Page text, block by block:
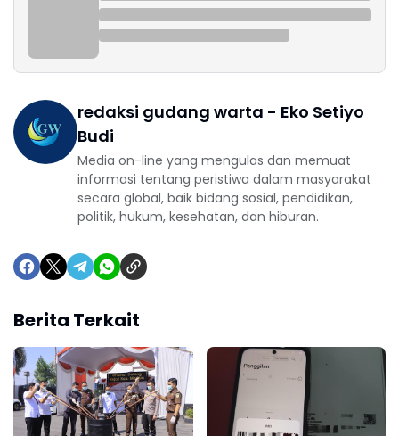
redaksi gudang warta - Eko Setiyo
Budi
Media on-line yang mengulas dan memuat
informasi tentang peristiwa dalam masyarakat
secara global, baik bidang sosial, pendidikan,
politik, hukum, kesehatan, dan hiburan.
Berita Terkait